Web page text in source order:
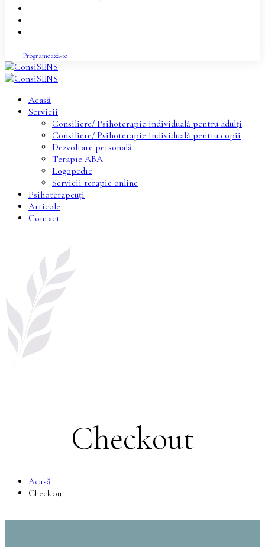
Programează-te
Acasă
Servicii
Consiliere/ Psihoterapie individuală pentru adulți
Consiliere/ Psihoterapie individuală pentru copii
Dezvoltare personală
Terapie ABA
Logopedie
Servicii terapie online
Psihoterapeuți
Articole
Contact
Checkout
Acasă
Checkout